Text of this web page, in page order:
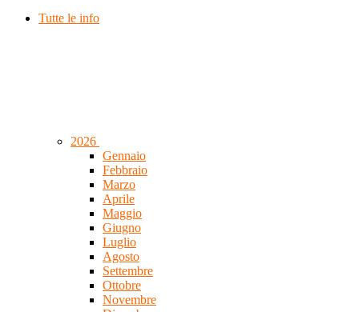
Tutte le info
2026
Gennaio
Febbraio
Marzo
Aprile
Maggio
Giugno
Luglio
Agosto
Settembre
Ottobre
Novembre